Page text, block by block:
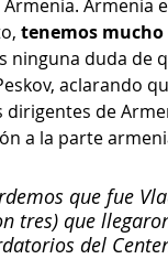
Armenia
tenemos
ninguna duda de
aclarando
dirigentes de
a la parte
que fue
tres) que
del